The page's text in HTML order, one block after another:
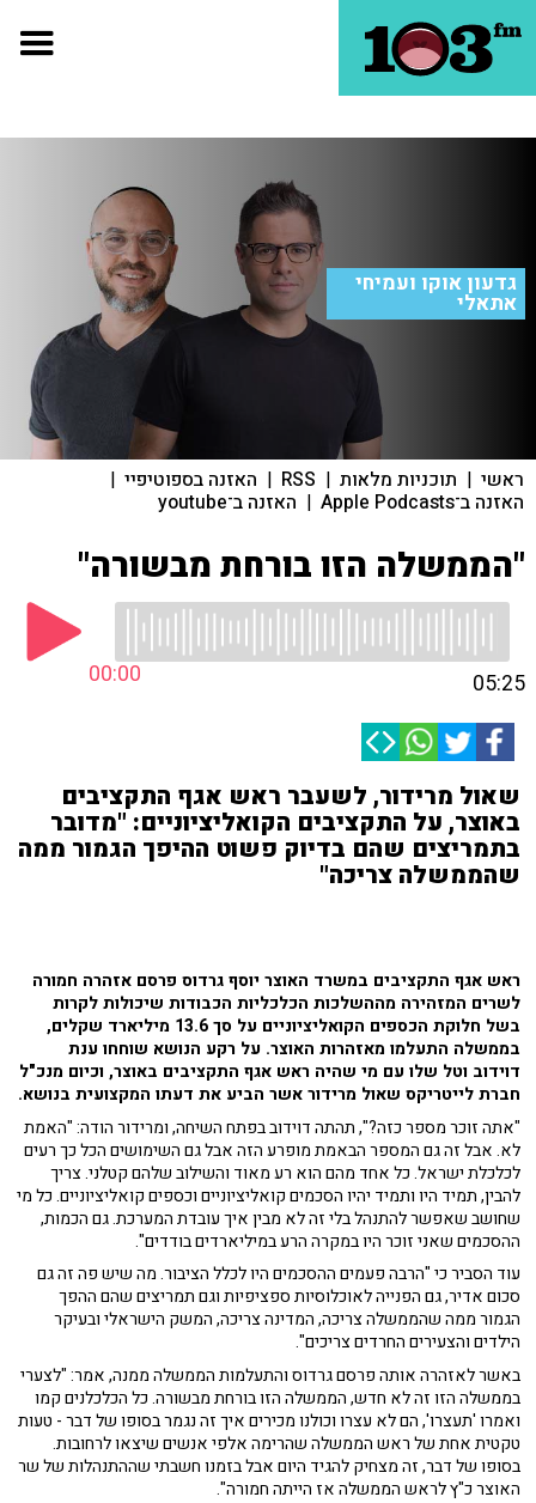
גדעון אוקו ועמיחי
אתאלי
ראשי | תוכניות מלאות |
RSS
| האזנה בספוטיפיי |
האזנה ב־Apple Podcasts | האזנה ב־youtube
"הממשלה הזו בורחת מבשורה"
00:00 05:25
שאול מרידור, לשעבר ראש אגף התקציבים
באוצר, על התקציבים הקואליציוניים: "מדובר
בתמריצים שהם בדיוק פשוט ההיפך הגמור ממה
שהממשלה צריכה"
ראש אגף התקציבים במשרד האוצר יוסף גרדוס פרסם אזהרה חמורה
לשרים המזהירה מההשלכות הכלכליות הכבודות שיכולות לקרות
בשל חלוקת הכספים הקואליציוניים על סך 13.6 מיליארד שקלים,
בממשלה התעלמו מאזהרות האוצר. על רקע הנושא שוחחו ענת
דוידוב וטל שלו עם מי שהיה ראש אגף התקציבים באוצר, וכיום מנכ"ל
חברת לייטריקס שאול מרידור אשר הביע את דעתו המקצועית בנושא.
"אתה זוכר מספר כזה?", תהתה דוידוב בפתח השיחה, ומרידור הודה: "האמת
לא. אבל זה גם המספר הבאמת מופרע הזה אבל גם השימושים הכל כך רעים
לכלכלת ישראל. כל אחד מהם הוא רע מאוד והשילוב שלהם קטלני. צריך
להבין, תמיד היו ותמיד יהיו הסכמים קואליציוניים וכספים קואליציוניים. כל מי
שחושב שאפשר להתנהל בלי זה לא מבין איך עובדת המערכת. גם הכמות,
ההסכמים שאני זוכר היו במקרה הרע במיליארדים בודדים".
עוד הסביר כי "הרבה פעמים ההסכמים היו לכלל הציבור. מה שיש פה זה גם
סכום אדיר, גם הפנייה לאוכלוסיות ספציפיות וגם תמריצים שהם ההפך
הגמור ממה שהממשלה צריכה, המדינה צריכה, המשק הישראלי ובעיקר
הילדים והצעירים החרדים צריכים".
באשר לאזהרה אותה פרסם גרדוס והתעלמות הממשלה ממנה, אמר: "לצערי
בממשלה הזו זה לא חדש, הממשלה הזו בורחת מבשורה. כל הכלכלנים קמו
ואמרו 'תעצרו', הם לא עצרו וכולנו מכירים איך זה נגמר בסופו של דבר - טעות
טקטית אחת של ראש הממשלה שהרימה אלפי אנשים שיצאו לרחובות.
בסופו של דבר, זה מצחיק להגיד היום אבל בזמנו חשבתי שההתנהלות של שר
האוצר כ"ץ לראש הממשלה אז הייתה חמורה".